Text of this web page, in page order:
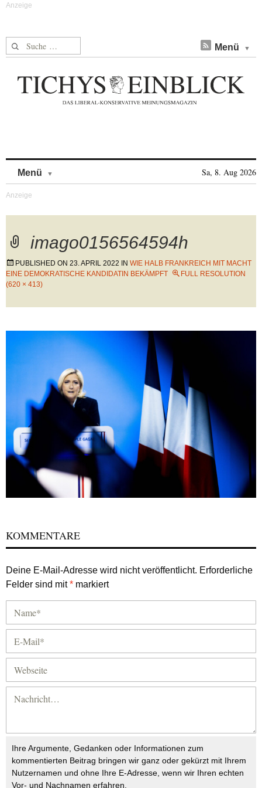
Suche nach: Menü
Menü Sa, 8. Aug 2026
imago0156564594h
PUBLISHED ON 23. APRIL 2022 IN WIE HALB FRANKREICH MIT MACHT
EINE DEMOKRATISCHE KANDIDATIN BEKÄMPFT
FULL RESOLUTION
(620 × 413)
KOMMENTARE
Deine E-Mail-Adresse wird nicht veröffentlicht. Erforderliche
Felder sind mit* markiert
Ihre Argumente, Gedanken oder Informationen zum
kommentierten Beitrag bringen wir ganz oder gekürzt mit Ihrem
Nutzernamen und ohne Ihre E-Adresse, wenn wir Ihren echten
Vor- und Nachnamen erfahren.